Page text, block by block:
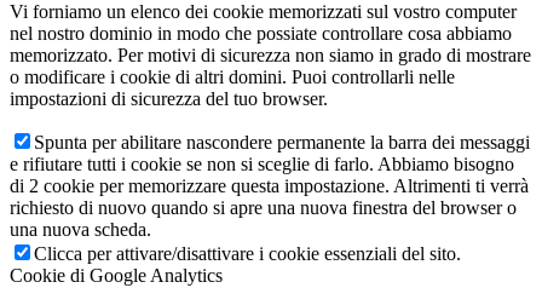
Vi forniamo un elenco dei cookie memorizzati sul vostro computer
nel nostro dominio in modo che possiate controllare cosa abbiamo
memorizzato. Per motivi di sicurezza non siamo in grado di mostrare
o modificare i cookie di altri domini. Puoi controllarli nelle
impostazioni di sicurezza del tuo browser.
Spunta per abilitare nascondere permanente la barra dei messaggi
e rifiutare tutti i cookie se non si sceglie di farlo. Abbiamo bisogno
di 2 cookie per memorizzare questa impostazione. Altrimenti ti verrà
richiesto di nuovo quando si apre una nuova finestra del browser o
una nuova scheda.
Clicca per attivare/disattivare i cookie essenziali del sito.
Cookie di Google Analytics